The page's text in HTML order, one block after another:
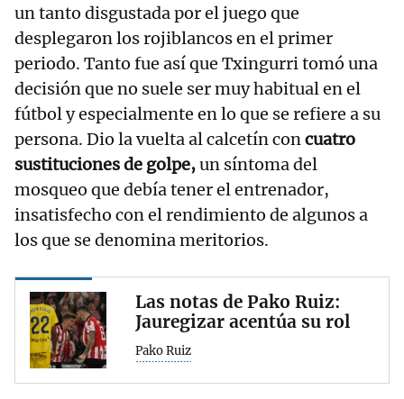
un tanto disgustada por el juego que
desplegaron los rojiblancos en el primer
periodo. Tanto fue así que Txingurri tomó una
decisión que no suele ser muy habitual en el
fútbol y especialmente en lo que se refiere a su
persona. Dio la vuelta al calcetín concuatro
sustituciones de golpe,un síntoma del
mosqueo que debía tener el entrenador,
insatisfecho con el rendimiento de algunos a
los que se denomina meritorios.
Las notas de Pako Ruiz:
Jauregizar acentúa su rol
Pako Ruiz